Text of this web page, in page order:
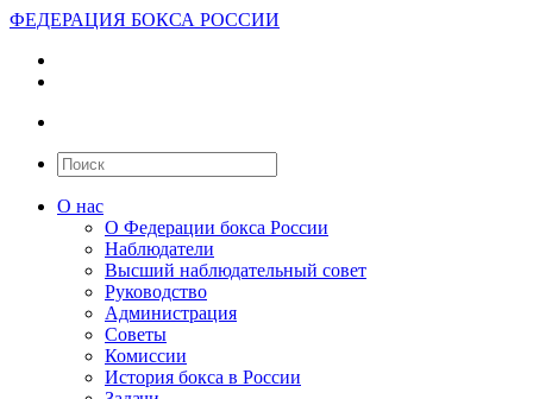
ФЕДЕРАЦИЯ БОКСА РОССИИ
О нас
О Федерации бокса России
Наблюдатели
Высший наблюдательный совет
Руководство
Администрация
Советы
Комиссии
История бокса в России